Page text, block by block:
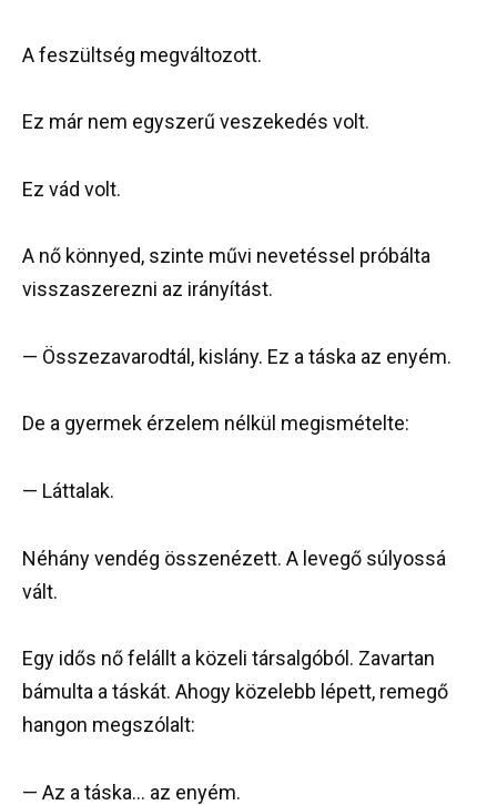
A feszültség megváltozott.
Ez már nem egyszerű veszekedés volt.
Ez vád volt.
A nő könnyed, szinte művi nevetéssel próbálta
visszaszerezni az irányítást.
— Összezavarodtál, kislány. Ez a táska az enyém.
De a gyermek érzelem nélkül megismételte:
— Láttalak.
Néhány vendég összenézett. A levegő súlyossá
vált.
Egy idős nő felállt a közeli társalgóból. Zavartan
bámulta a táskát. Ahogy közelebb lépett, remegő
hangon megszólalt:
— Az a táska… az enyém.